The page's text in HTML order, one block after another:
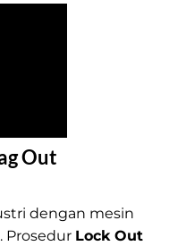
Out
dengan mesin
Prosedur Lock Out